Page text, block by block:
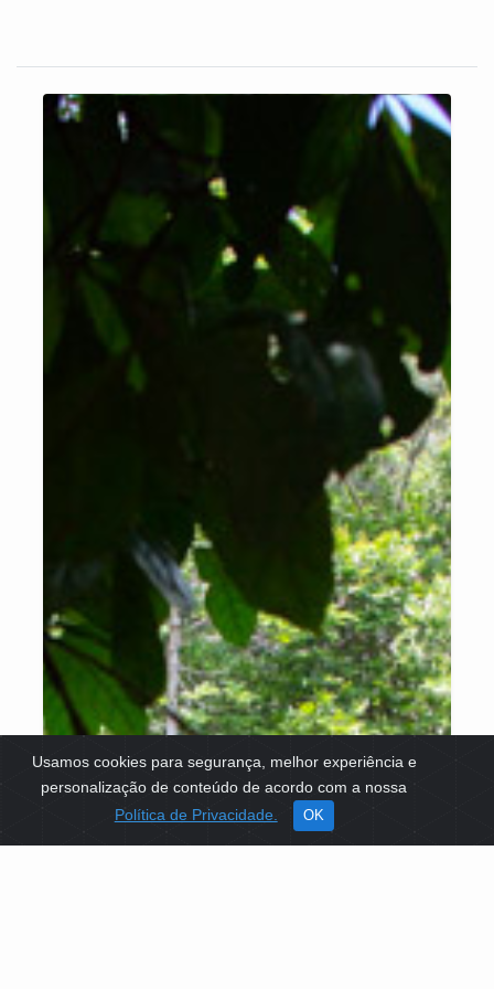
Usamos cookies para segurança, melhor experiência e
personalização de conteúdo de acordo com a nossa
Política de Privacidade.
OK
se semeadura direta, que é composta por sementes de adubação